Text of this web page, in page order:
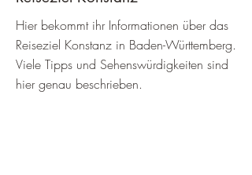
Hier bekommt ihr Informationen über das
Reiseziel Konstanz in Baden-Württemberg.
Viele Tipps und Sehenswürdigkeiten sind
hier genau beschrieben.